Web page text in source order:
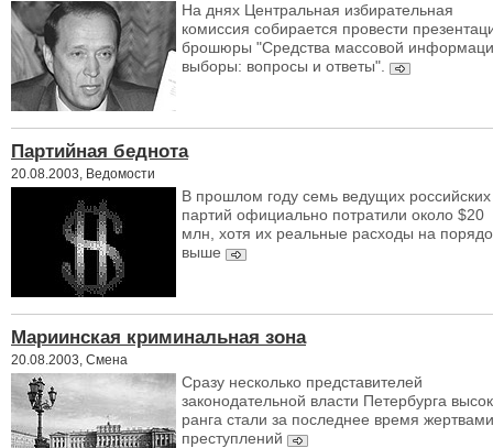
На днях Центральная избирательная
комиссия собирается провести
брошюры "Средства массовой
выборы: вопросы и ответы".
Партийная беднота
20.08.2003, Ведомости
В прошлом году семь ведущих российских
партий официально потратили около $20
млн, хотя их реальные расходы на
выше
Мариинская криминальная зона
20.08.2003, Смена
Сразу несколько представителей
законодательной власти Петербурга
ранга стали за последнее время жертвами
преступлений